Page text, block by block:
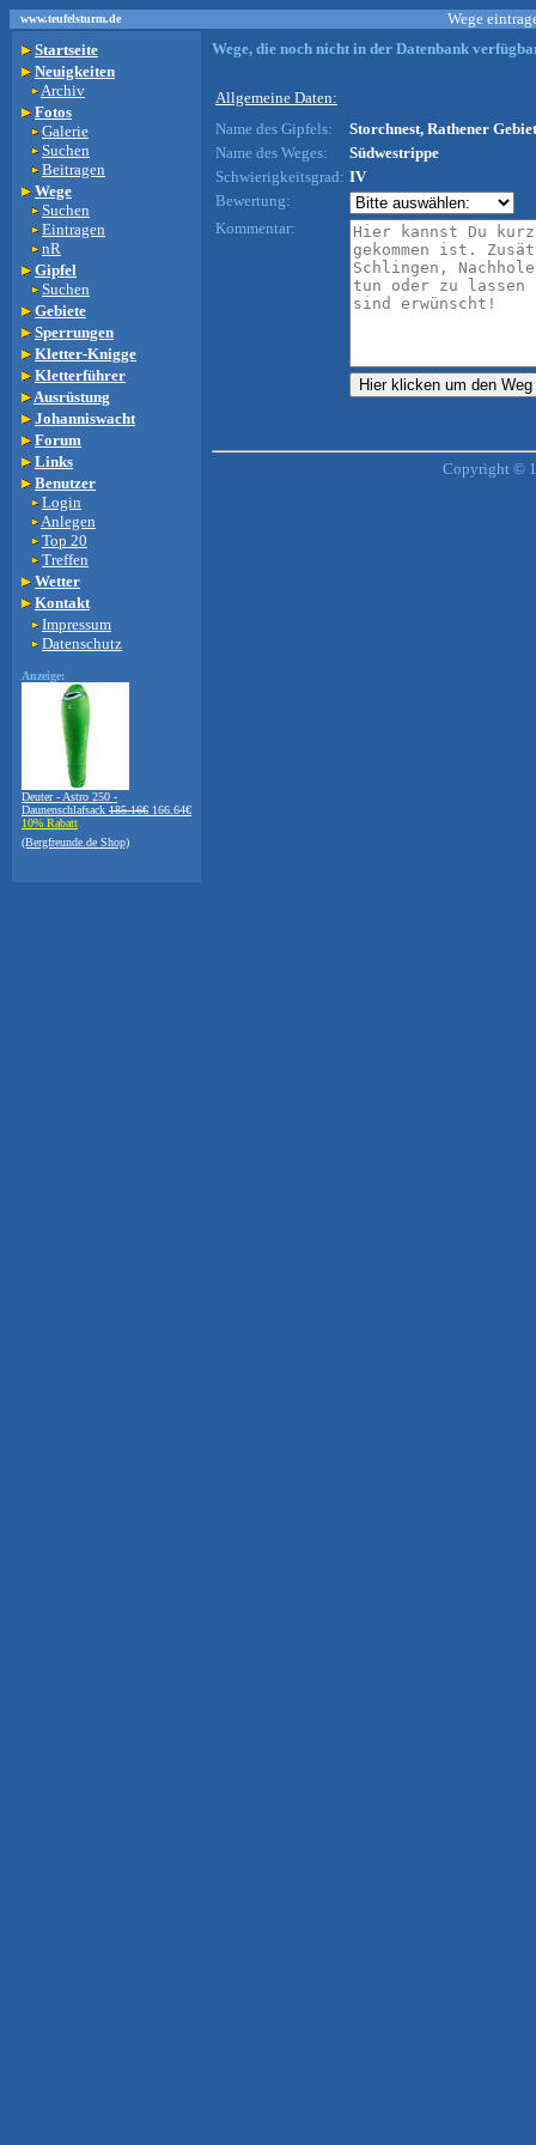
www.teufelsturm.de
Wege
Startseite
Neuigkeiten
Archiv
Fotos
Galerie
Suchen
Beitragen
Wege
Suchen
Eintragen
nR
Gipfel
Suchen
Gebiete
Sperrungen
Kletter-Knigge
Kletterführer
Ausrüstung
Johanniswacht
Forum
Links
Benutzer
Login
Anlegen
Top 20
Treffen
Wetter
Kontakt
Impressum
Datenschutz
Anzeige:
Deuter - Astro 250 -
Daunenschlafsack 185.16€ 166.64€
10% Rabatt
(Bergfreunde.de Shop)
Wege, die noch nicht in der Datenbank
Allgemeine Daten:
Name des Gipfels:
Storchnest, Rathener
Name des Weges:
Südwestrippe
Schwierigkeitsgrad: IV
Bewertung:
Kommentar:
Copyright ©